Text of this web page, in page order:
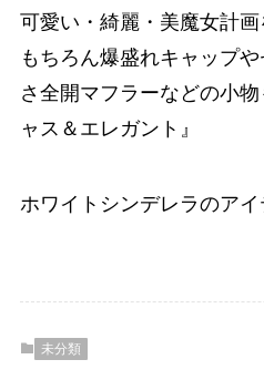
可愛い・綺麗・美魔女計画
もちろん爆盛れキャップ
さ全開マフラーなどの小
ャス＆エレガント』
ホワイトシンデレラのア
未分類